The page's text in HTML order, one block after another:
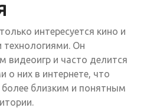
интересуется кино и
Он
видеоигр и часто делится
о них в интернете, что
близким и понятным